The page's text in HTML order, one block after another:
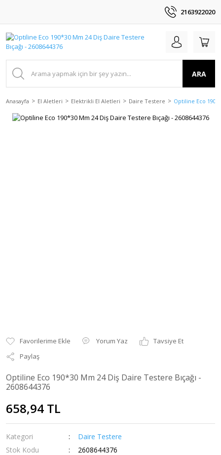
2163922020
ARA
Anasayfa El Aletleri Elektrikli El Aletleri Daire Testere Optiline Eco
Yorum Yaz
Tavsiye Et
Paylaş
Optiline Eco 190*30 Mm 24 Diş Daire Testere Bıçağı -
2608644376
658,94 TL
Kategori
Daire Testere
Stok Kodu
2608644376